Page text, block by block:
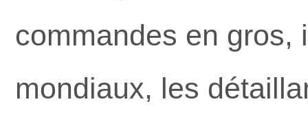
commandes en gros,
mondiaux, les